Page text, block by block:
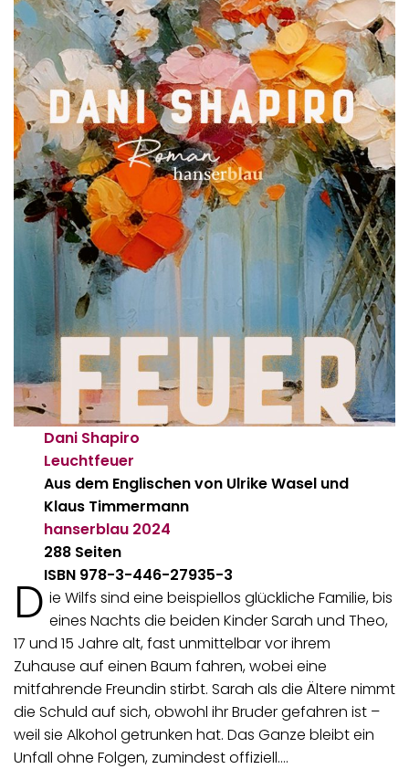
Dani Shapiro
Leuchtfeuer
Aus dem Englischen von Ulrike Wasel und
Klaus Timmermann
hanserblau 2024
288 Seiten
ISBN 978-3-446-27935-3
D ie Wilfs sind eine beispiellos glückliche Familie, bis
eines Nachts die beiden Kinder Sarah und Theo,
17 und 15 Jahre alt, fast unmittelbar vor ihrem
Zuhause auf einen Baum fahren, wobei eine
mitfahrende Freundin stirbt. Sarah als die Ältere nimmt
die Schuld auf sich, obwohl ihr Bruder gefahren ist –
weil sie Alkohol getrunken hat. Das Ganze bleibt ein
Unfall ohne Folgen, zumindest offiziell.…